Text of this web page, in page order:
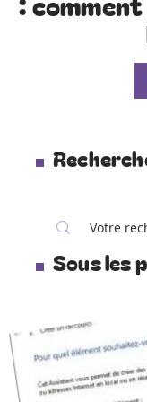
Sous les